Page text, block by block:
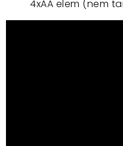
4xAA elem (nem